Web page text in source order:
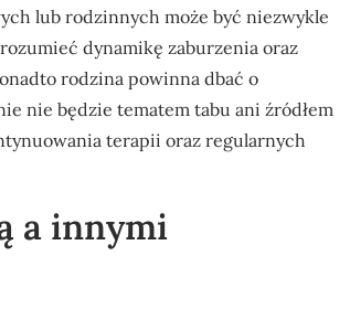
lub rodzinnych może być niezwykle
dynamikę zaburzenia oraz
rodzina powinna dbać o
nie będzie tematem tabu ani źródłem
terapii oraz regularnych
a innymi